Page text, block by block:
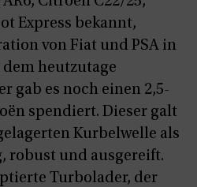
Express bekannt,
von Fiat und PSA in
dem heutzutage
gab es noch einen 2,5-
spendiert. Dieser galt
Kurbelwelle als
robust und ausgereift.
Turbolader, der